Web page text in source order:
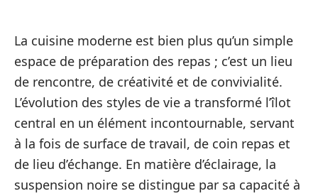
La cuisine moderne est bien plus qu’un simple
espace de préparation des repas ; c’est un lieu
de rencontre, de créativité et de convivialité.
L’évolution des styles de vie a transformé l’îlot
central en un élément incontournable, servant
à la fois de surface de travail, de coin repas et
de lieu d’échange. En matière d’éclairage, la
suspension noire se distingue par sa capacité à